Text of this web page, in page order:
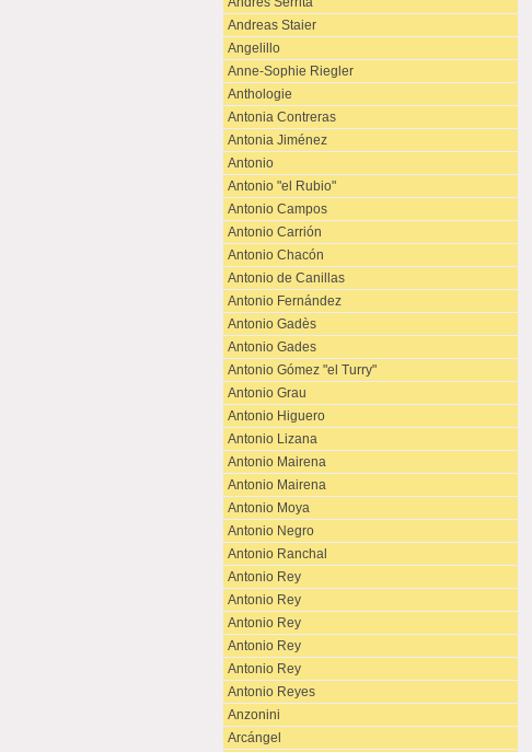
Andreas Staier
Angelillo
Anne-Sophie Riegler
Anthologie
Antonia Contreras
Antonia Jiménez
Antonio
Antonio "el Rubio"
Antonio Campos
Antonio Carrión
Antonio Chacón
Antonio de Canillas
Antonio Fernández
Antonio Gadès
Antonio Gades
Antonio Gómez "el Turry"
Antonio Grau
Antonio Higuero
Antonio Lizana
Antonio Mairena
Antonio Mairena
Antonio Moya
Antonio Negro
Antonio Ranchal
Antonio Rey
Antonio Rey
Antonio Rey
Antonio Rey
Antonio Rey
Antonio Reyes
Anzonini
Arcángel